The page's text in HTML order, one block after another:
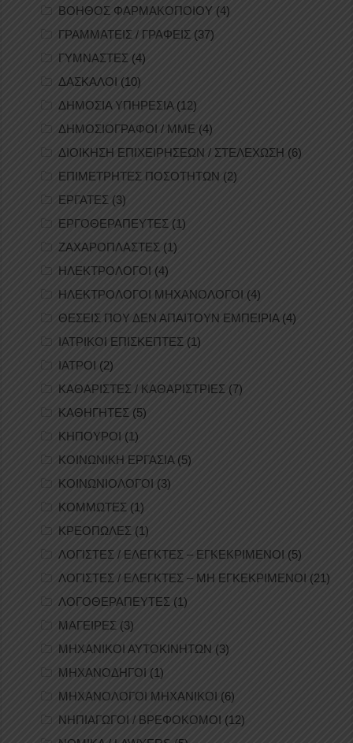
ΒΟΗΘΟΣ ΦΑΡΜΑΚΟΠΟΙΟΥ (4)
ΓΡΑΜΜΑΤΕΙΣ / ΓΡΑΦΕΙΣ (37)
ΓΥΜΝΑΣΤΕΣ (4)
ΔΑΣΚΑΛΟΙ (10)
ΔΗΜΟΣΙΑ ΥΠΗΡΕΣΙΑ(12)
ΔΗΜΟΣΙΟΓΡΑΦΟΙ / ΜΜΕ (4)
ΔΙΟΙΚΗΣΗ ΕΠΙΧΕΙΡΗΣΕΩΝ / ΣΤΕΛΕΧΩΣΗ (6)
ΕΠΙΜΕΤΡΗΤΕΣ ΠΟΣΟΤΗΤΩΝ (2)
ΕΡΓΑΤΕΣ (3)
ΕΡΓΟΘΕΡΑΠΕΥΤΕΣ (1)
ΖΑΧΑΡΟΠΛΑΣΤΕΣ (1)
ΗΛΕΚΤΡΟΛΟΓΟΙ (4)
ΗΛΕΚΤΡΟΛΟΓΟΙ ΜΗΧΑΝΟΛΟΓΟΙ (4)
ΘΕΣΕΙΣ ΠΟΥ ΔΕΝ ΑΠΑΙΤΟΥΝ ΕΜΠΕΙΡΙΑ(4)
ΙΑΤΡΙΚΟΙ ΕΠΙΣΚΕΠΤΕΣ (1)
ΙΑΤΡΟΙ (2)
ΚΑΘΑΡΙΣΤΕΣ / ΚΑΘΑΡΙΣΤΡΙΕΣ (7)
ΚΑΘΗΓΗΤΕΣ (5)
ΚΗΠΟΥΡΟΙ (1)
ΚΟΙΝΩΝΙΚΗ ΕΡΓΑΣΙΑ(5)
ΚΟΙΝΩΝΙΟΛΟΓΟΙ (3)
ΚΟΜΜΩΤΕΣ (1)
ΚΡΕΟΠΩΛΕΣ (1)
ΛΟΓΙΣΤΕΣ / ΕΛΕΓΚΤΕΣ – ΕΓΚΕΚΡΙΜΕΝΟΙ (5)
ΛΟΓΙΣΤΕΣ / ΕΛΕΓΚΤΕΣ – ΜΗ ΕΓΚΕΚΡΙΜΕΝΟΙ (21)
ΛΟΓΟΘΕΡΑΠΕΥΤΕΣ (1)
ΜΑΓΕΙΡΕΣ (3)
ΜΗΧΑΝΙΚΟΙ ΑΥΤΟΚΙΝΗΤΩΝ (3)
ΜΗΧΑΝΟΔΗΓΟΙ (1)
ΜΗΧΑΝΟΛΟΓΟΙ ΜΗΧΑΝΙΚΟΙ (6)
ΝΗΠΙΑΓΩΓΟΙ / ΒΡΕΦΟΚΟΜΟΙ (12)